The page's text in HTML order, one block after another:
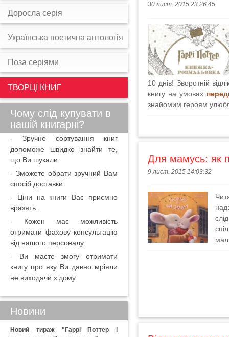
30 лист. 2015 23:26:45
10 днів! Зворотній
книгу на умовах
знайомим героям
Для мамусь: як
9 лист. 2015 14:03:32
Доросла серія
Українська поетична антологія
Поза серіями
ТВОРЦІ КНИГ
Чому слід купувати в
нашій книгарні?
- Зручне сортування книг
допоможе швидко знайти те,
що Ви шукали.
- Зможете обрати зручний Вам
спосіб доставки.
- Ціни на книги Вас приємно
вразять.
- Кожен має можливість
отримати фахову консультацію
від нашого персоналу.
- Ви маєте змогу отримати
книгу про яку Ви давно мріяли
не виходячи з дому.
Новини
Новий тираж "Гаррі Поттер і